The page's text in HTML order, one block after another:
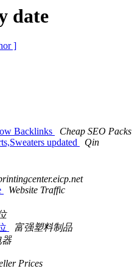
date
]
Backlinks
Cheap SEO Packs
updated
Qin
Website Traffic
富强塑料制品
器
Prices